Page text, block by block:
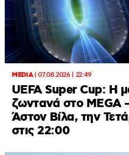
MEDIA|07.08.2026 | 22:49
UEFA Super Cup: Η
ζωντανά στο MEGA
Άστον Βίλα, την
στις 22:00